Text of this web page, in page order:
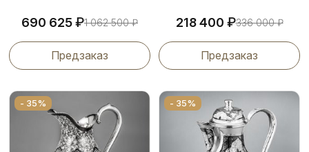
690 625₽1 062 500₽
Предзаказ
218 400 ₽336 000₽
Предзаказ
- 35% - 35%